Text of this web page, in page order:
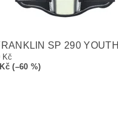
SP 290 YOUTH
Kč
(–60 %)